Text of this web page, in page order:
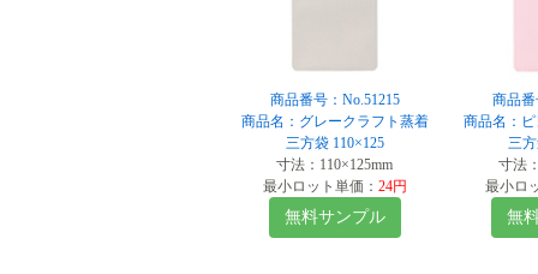
商品番号：No.51215
商品名：グレークラフト蒸着
三方袋 110×125
寸法：110×125mm
最小ロット単価： 24円
無料サンプル
商品番
商品名：
三
寸法
最小ロ
無